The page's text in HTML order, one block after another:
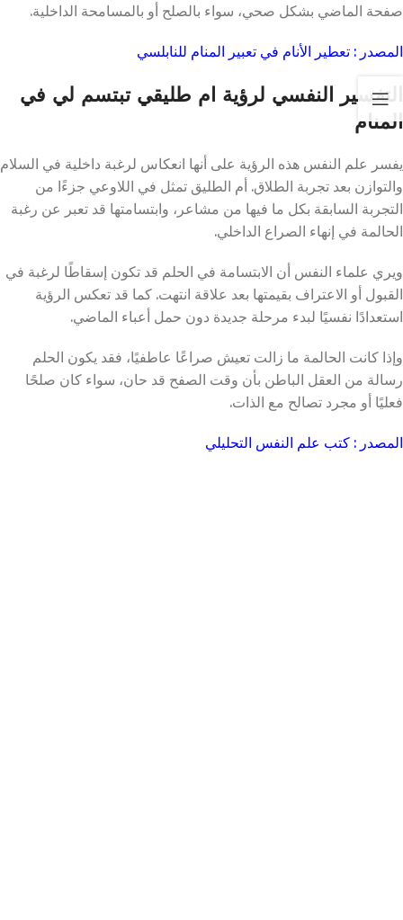
صفحة الماضي بشكل صحي، سواء بالصلح أو بالمسامحة الداخلية.
المصدر : تعطير الأنام في تعبير المنام للنابلسي
التفسير النفسي لرؤية ام طليقي تبتسم لي في
المنام
يفسر علم النفس هذه الرؤية على أنها انعكاس لرغبة داخلية في السلام
والتوازن بعد تجربة الطلاق. أم الطليق تمثل في اللاوعي جزءًا من
التجربة السابقة بكل ما فيها من مشاعر، وابتسامتها قد تعبر عن رغبة
الحالمة في إنهاء الصراع الداخلي.
ويري علماء النفس أن الابتسامة في الحلم قد تكون إسقاطًا لرغبة في
القبول أو الاعتراف بقيمتها بعد علاقة انتهت. كما قد تعكس الرؤية
استعدادًا نفسيًا لبدء مرحلة جديدة دون حمل أعباء الماضي.
وإذا كانت الحالمة ما زالت تعيش صراعًا عاطفيًا، فقد يكون الحلم
رسالة من العقل الباطن بأن وقت الصفح قد حان، سواء كان صلحًا
فعليًا أو مجرد تصالح مع الذات.
المصدر : كتب علم النفس التحليلي